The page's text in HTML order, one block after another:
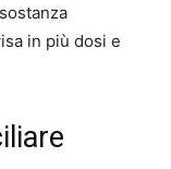
in più dosi e